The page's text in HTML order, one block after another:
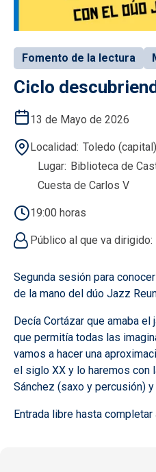
Fomento de la lectura
Ciclo
13 de Mayo de 2026
Localidad Toledo (capital)
Lugar Biblioteca de
Cuesta de Carlos V
19:00 horas
Público al que va dirigido
Segunda sesión para
de la mano del dúo Jazz
Decía Cortázar que amaba
que permitía todas las
vamos a hacer una
el siglo XX y lo haremos con
Sánchez (saxo y percusión)
Entrada libre hasta completar